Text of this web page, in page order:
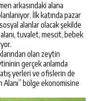
arkasındaki alana
İlk katında pazar
alanlar olacak şekilde
tuvalet, mescit, bebek
olan zeytin
gerçek anlamda
yerleri ve ofislerin de
Alanı” bölge ekonomisine